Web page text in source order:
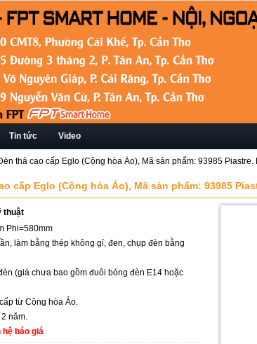
Tin tức Video
thả cao cấp Eglo (Cộng hòa Áo), Mã sản phẩm: 93985 Piastre.
cấp Eglo (Cộng hòa Áo), Mã sản phẩm: 93985
thuật
Phi=580mm
làm bằng thép không gỉ, đen, chụp đèn bằng
(giá chưa bao gồm đuôi bóng đèn E14 hoặc
từ Cộng hòa Áo.
năm.
hệ báo giá